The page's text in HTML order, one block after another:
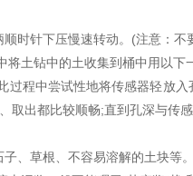
针下压慢速转动。(注意：不
土钻中的土收集到桶中用以下
程中尝试性地将传感器轻放入
取出都比较顺畅;直到孔深与传
草根、不容易溶解的土块等